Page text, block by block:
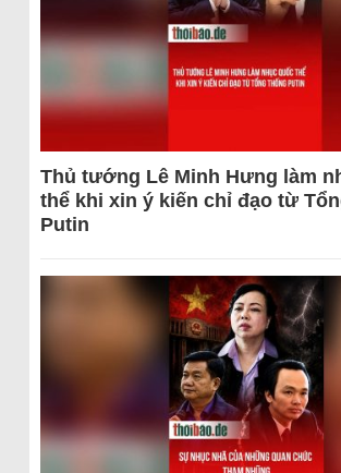
Thủ tướng Lê Minh Hưng làm
thể khi xin ý kiến chỉ đạo từ
Putin